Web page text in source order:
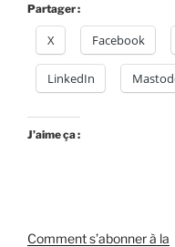
Partager :
X Facebook
LinkedIn
J’aime ça :
Comment s’abonner à la